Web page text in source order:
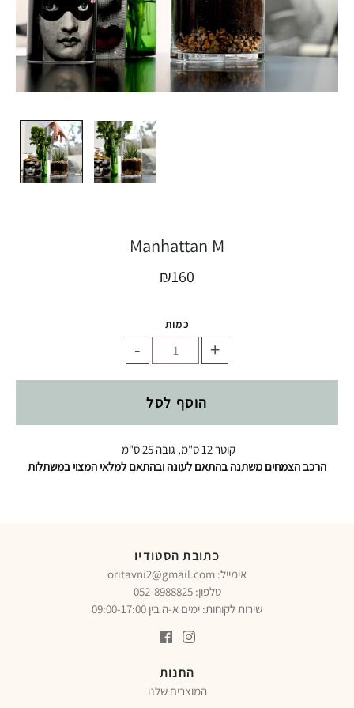
Manhattan M
₪160
כמות
- +
הוסף לסל
קוטר 12 ס"מ, גובה 25 ס"מ
הרכב הצמחים משתנה בהתאם לעונה ובהתאם למלאי המצוי במשתלות
החנות
המוצרים שלנו
כתובת הסטודיו
oritavni2@gmail.com :אימייל
טלפון:052-8988825
שירות לקוחות: ימים א-ה בין 09:00-17:00